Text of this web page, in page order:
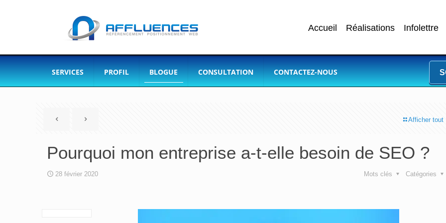
SERVICES PROFIL BLOGUE CONSULTATION CONTACTEZ-NOUS
Accueil Réalisations Infolettre
Afficher tout
Pourquoi mon entreprise a-t-elle besoin de SEO ?
28 février 2020 Catégories
Mots clés